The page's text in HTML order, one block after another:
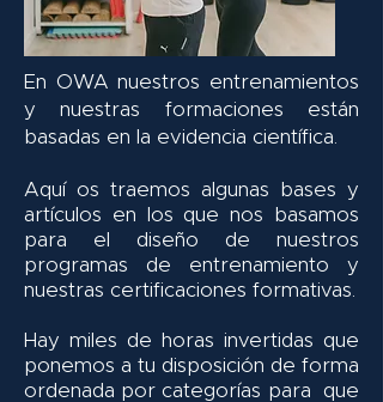
En OWA nuestros entrenamientos
y nuestras formaciones están
basadas en la evidencia científica.
Aquí os traemos algunas bases y
artículos en los que nos basamos
para el diseño de nuestros
programas de entrenamiento y
nuestras certificaciones formativas.
Hay miles de horas invertidas que
ponemos a tu disposición de forma
ordenada por categorías para que